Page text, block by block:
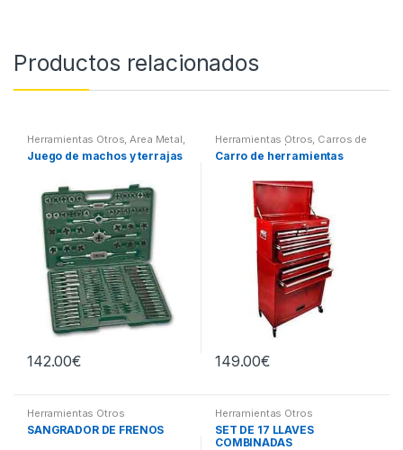
Productos relacionados
Herramientas Otros,Area Metal,
Roscas, Herramientas ,
Maletines Herramientas,
Juego de machos y terrajas
142.00€
Herramientas Otros, Carros de
Herramientas | Bancos
Carro de herramientas
149.00€
Herramientas Otros
SANGRADOR DE FRENOS
Herramientas Otros
SET DE 17 LLAVES
COMBINADAS